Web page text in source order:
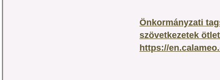
Önkormányzati
szövetkezetek
https://